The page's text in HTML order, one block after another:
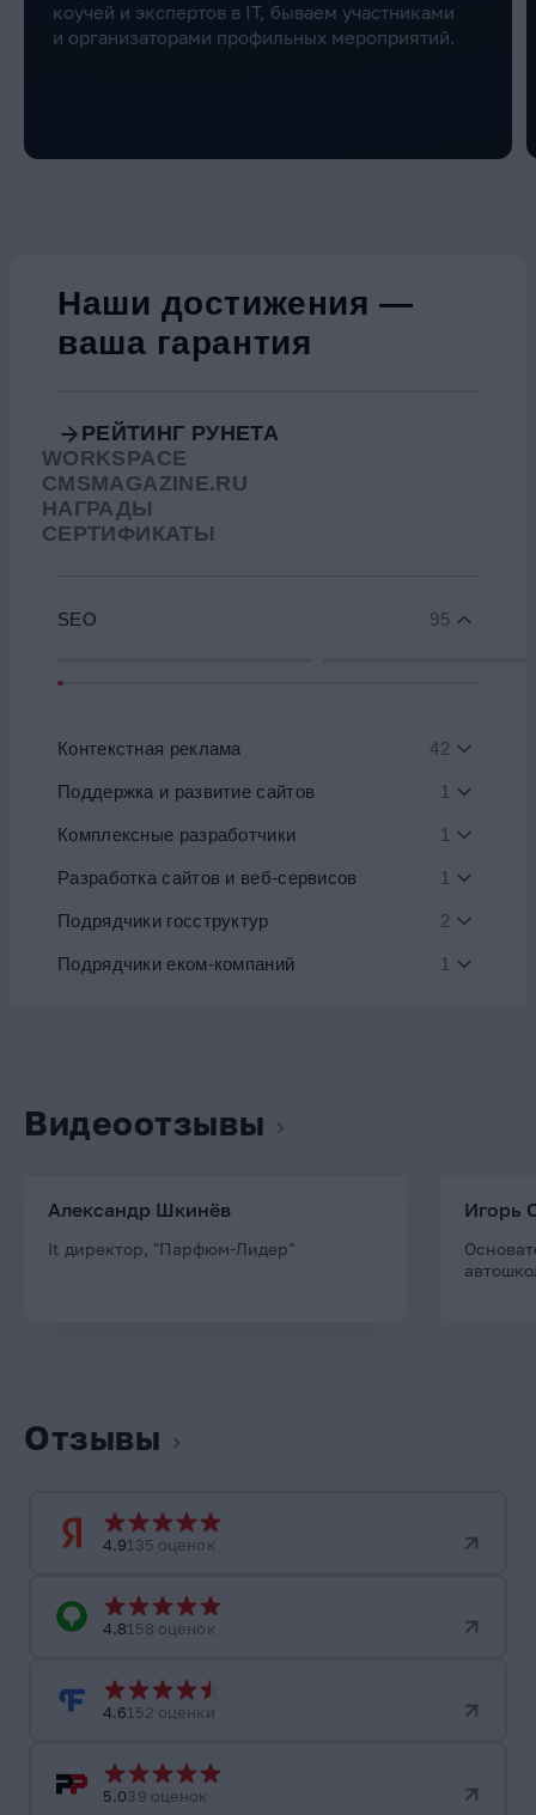
коучей и экспертов в IT, бываем участниками
и организаторами профильных мероприятий.
Наши достижения —
ваша гарантия
РЕЙТИНГ РУНЕТА
WORKSPACE
CMSMAGAZINE.RU
НАГРАДЫ
СЕРТИФИКАТЫ
SEO 95
Контекстная реклама 42
Поддержка и развитие сайтов 1
Комплексные разработчики 1
Разработка сайтов и веб-сервисов 1
Подрядчики госструктур 2
Подрядчики еком-компаний 1
Видеоотзывы
Александр Шкинёв
It директор, "Парфюм-Лидер"
Игорь
Отзывы
4.9135 оценок
4.8158 оценок
4.6152 оценки
5.039 оценок